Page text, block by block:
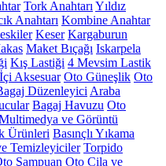
Tork Anahtarı Yıldız
Anahtarı Kombine Anahtar
Keser Kargaburun
Maket Bıçağı Iskarpela
Kış Lastiği 4 Mevsim Lastik
Aksesuar Oto Güneşlik Oto
Düzenleyici Araba
Bagaj Havuzu Oto
ve Görüntü
Ürünleri Basınçlı Yıkama
Temizleyiciler Torpido
Şampuan Oto Cila ve